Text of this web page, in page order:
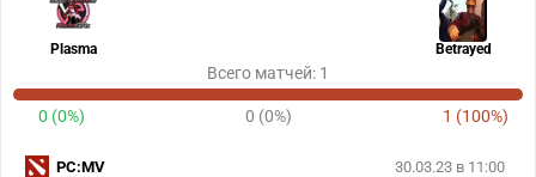
Plasma Betrayed
Всего матчей: 1
0 (0%) 0 (0%) 1 (100%)
30.03.23 в 11:00
PC:MV